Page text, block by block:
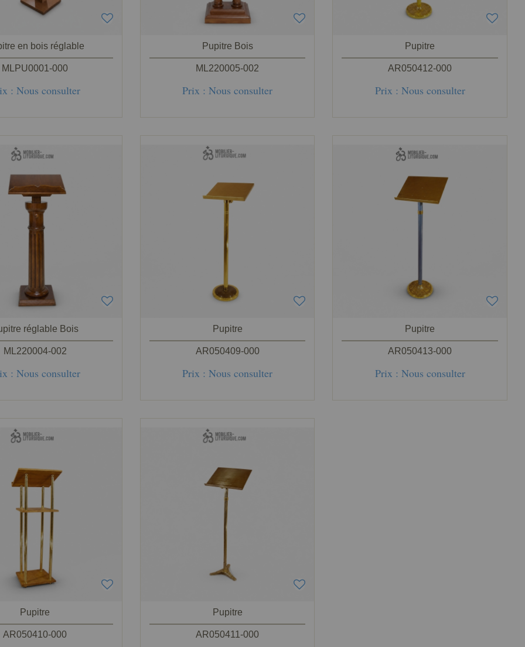
en bois réglable
MLPU0001-000
: Nous consulter
Pupitre Bois
ML220005-002
Prix : Nous consulter
Pupitre
AR050412-000
Prix : Nous consulter
réglable Bois
ML220004-002
: Nous consulter
Pupitre
AR050409-000
Prix : Nous consulter
Pupitre
AR050413-000
Prix : Nous consulter
Pupitre
AR050410-000
Pupitre
AR050411-000